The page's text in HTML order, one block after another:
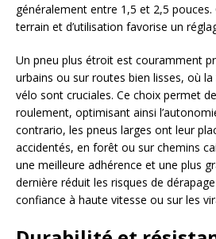
généralement entre 1,5 et 2,5
terrain et d’utilisation favorise un
Un pneu plus étroit est couramment
urbains ou sur routes bien lisses, où
vélo sont cruciales. Ce choix permet
roulement, optimisant ainsi
contrario, les pneus larges ont leur
accidentés, en forêt ou sur chemins
une meilleure adhérence et une plus
dernière réduit les risques de
confiance à haute vitesse ou sur les